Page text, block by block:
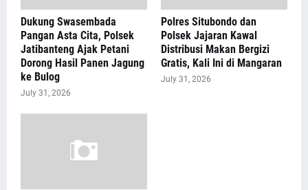
Dukung Swasembada
Pangan Asta Cita, Polsek
Jatibanteng Ajak Petani
Dorong Hasil Panen Jagung
ke Bulog
July 31, 2026
Polres Situbondo dan
Polsek Jajaran Kawal
Distribusi Makan Bergizi
Gratis, Kali Ini di Mangaran
July 31, 2026